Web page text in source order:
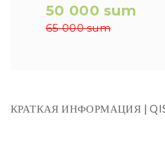
50 000 sum
65 000 sum
КРАТКАЯ ИНФОРМАЦИЯ |